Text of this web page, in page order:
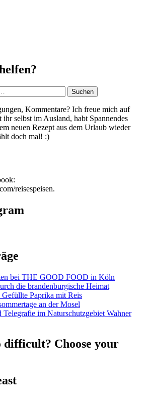
Kommentare? Ich freue mich auf
selbst im Ausland, habt Spannendes
neuen Rezept aus dem Urlaub wieder
doch mal! :)
reisespeisen.
bei THE GOOD FOOD in Köln
die brandenburgische Heimat
Gefüllte Paprika mit Reis
an der Mosel
im Naturschutzgebiet Wahner
difficult? Choose your